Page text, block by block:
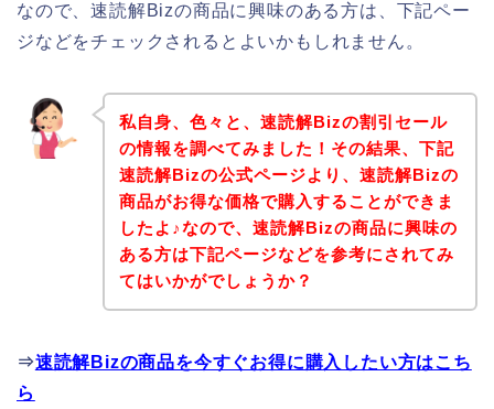
なので、速読解Bizの商品に興味のある方は、下記ペー
ジなどをチェックされるとよいかもしれません。
私自身、色々と、速読解Bizの割引セール
の情報を調べてみました！その結果、下記
速読解Bizの公式ページより、速読解Bizの
商品がお得な価格で購入することができま
したよ♪なので、速読解Bizの商品に興味の
ある方は下記ページなどを参考にされてみ
てはいかがでしょうか？
⇒速読解Bizの商品を今すぐお得に購入したい方はこち
ら